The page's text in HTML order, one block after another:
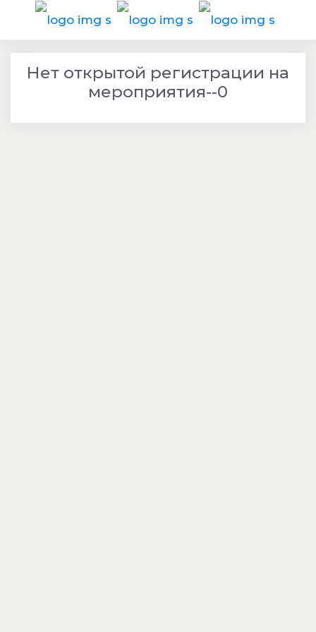
Нет открытой регистрации на
мероприятия--0